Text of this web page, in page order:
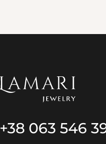
+38 063 546